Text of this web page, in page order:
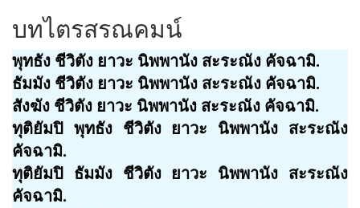
บทไตรสรณคมน์
พุทธัง ชีวิตัง ยาวะ นิพพานัง สะระณัง คัจฉามิ.
ธัมมัง ชีวิตัง ยาวะ นิพพานัง สะระณัง คัจฉามิ.
สังฆัง ชีวิตัง ยาวะ นิพพานัง สะระณัง คัจฉามิ.
ทุติยัมปิ พุทธัง ชีวิตัง ยาวะ นิพพานัง สะระณัง
คัจฉามิ.
ทุติยัมปิ ธัมมัง ชีวิตัง ยาวะ นิพพานัง สะระณัง
คัจฉามิ.